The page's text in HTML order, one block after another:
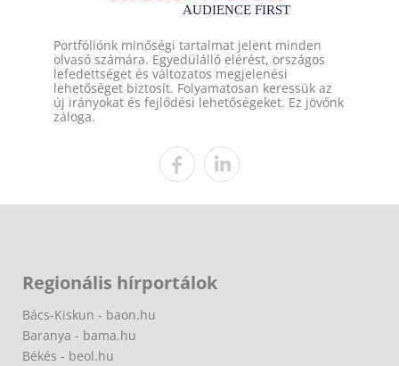
Portfóliónk minőségi tartalmat jelent minden
olvasó számára. Egyedülálló elérést, országos
lefedettséget és változatos megjelenési
lehetőséget biztosít. Folyamatosan keressük az
új irányokat és fejlődési lehetőségeket. Ez jövőnk
záloga.
Regionális hírportálok
Bács-Kiskun - baon.hu
Baranya - bama.hu
Békés - beol.hu